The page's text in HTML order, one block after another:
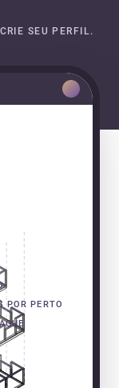
SEU PERFIL.
POR PERTO